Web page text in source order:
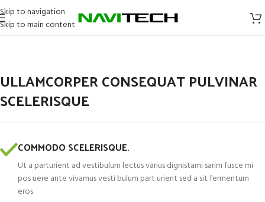
Skip to navigation
Skip to main content
ULLAMCORPER CONSEQUAT PULVINAR
SCELERISQUE
COMMODO SCELERISQUE.
Ut a parturient ad vestibulum lectus varius dignistami sarim fusce mi
pos uere ante vivamus vesti bulum part urient sed a sit fermentum
eros.